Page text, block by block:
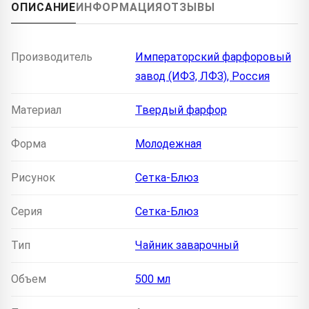
ОПИСАНИЕИНФОРМАЦИЯОТЗЫВЫ
Производитель
Императорский фарфоровый
завод (ИФЗ, ЛФЗ), Россия
Материал Твердый фарфор
Форма Молодежная
Рисунок Сетка-Блюз
Серия Сетка-Блюз
Тип Чайник заварочный
Объем 500 мл